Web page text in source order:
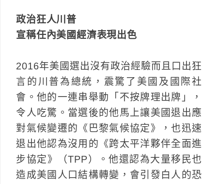
政治狂人川普
宣稱任內美國經濟表現出色
2016年美國選出沒有政治經驗而且口出狂
言的川普為總統，震驚了美國及國際社
會。他的一連串舉動「不按牌理出牌」，
令人吃驚。當選後的他馬上讓美國退出應
對氣候變遷的《巴黎氣候協定》，也迅速
退出他認為沒用的《跨太平洋夥伴全面進
步協定》（TPP）。他還認為大量移民也
造成美國人口結構轉變，會引發白人的恐